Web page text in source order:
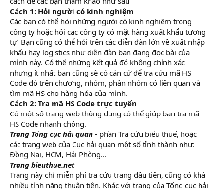
Cách 1: Hỏi người có kinh nghiệm
Các bạn có thể hỏi những người có kinh nghiệm trong
công ty hoặc hỏi các công ty có mặt hàng xuất khẩu tương
tự. Bạn cũng có thể hỏi trên các diễn đàn lớn về xuất nhập
khẩu hay logistics như diễn đàn bạn đang đọc bài của
mình này. Có thể những kết quả đó không chính xác
nhưng ít nhất bạn cũng sẽ có căn cứ để tra cứu mã HS
Code đó trên chương, nhóm, phân nhóm có liên quan và
tìm mã HS cho hàng hóa của mình.
Cách 2: Tra mã HS Code trực tuyến
Có một số trang web thông dụng có thể giúp bạn tra mã
HS Code nhanh chóng.
Trang Tổng cục hải quan - phần Tra cứu biểu thuế, hoặc
các trang web của Cục hải quan một số tỉnh thành như:
Đồng Nai, HCM, Hải Phòng...
Trang bieuthue.net
Trang này chỉ miễn phí tra cứu trang đầu tiên, cũng có khá
nhiều tính năng thuận tiện. Khác với trang của Tổng cục hải